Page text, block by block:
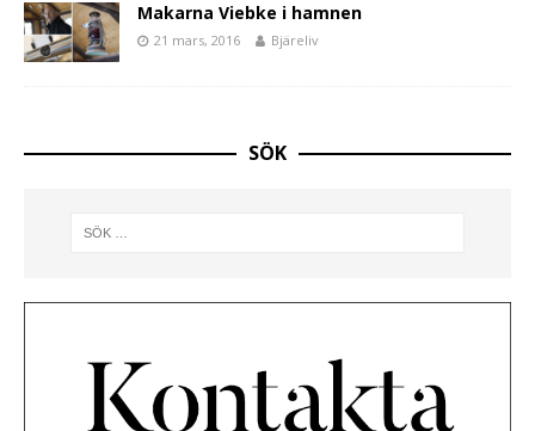
Makarna Viebke i hamnen
21 mars, 2016 Bjäreliv
SÖK